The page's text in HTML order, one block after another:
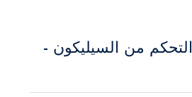
من السيليكون -